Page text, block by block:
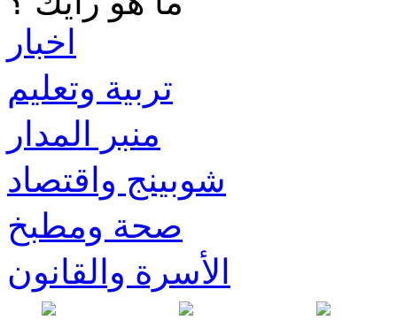
اخبار
تربية وتعليم
منبر المدار
شوبينج واقتصاد
صحة ومطبخ
الأسرة والقانون